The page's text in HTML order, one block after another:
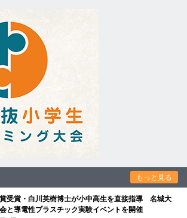
もっと見る
受賞・白川英樹博士が小中高生を直接指導 名城大
と導電性プラスチック実験イベントを開催